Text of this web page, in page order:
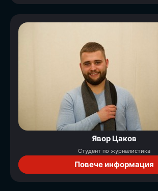
Явор Цаков
Студент по журналистика
Повече информация